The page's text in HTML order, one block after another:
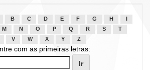
B C D E F G H
M N O P Q R S
T
V W X Y Z
com as primeiras letras: